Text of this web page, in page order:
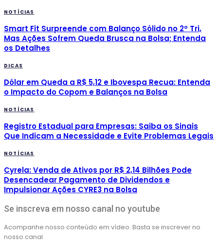
NOTÍCIAS
Smart Fit Surpreende com Balanço Sólido no 2º Tri,
Mas Ações Sofrem Queda Brusca na Bolsa; Entenda
os Detalhes
DICAS
Dólar em Queda a R$ 5,12 e Ibovespa Recua: Entenda
o Impacto do Copom e Balanços na Bolsa
NOTÍCIAS
Registro Estadual para Empresas: Saiba os Sinais
Que Indicam a Necessidade e Evite Problemas Legais
NOTÍCIAS
Cyrela: Venda de Ativos por R$ 2,14 Bilhões Pode
Desencadear Pagamento de Dividendos e
Impulsionar Ações CYRE3 na Bolsa
Se inscreva em nosso canal no youtube
Acompanhe nosso conteúdo em vídeo. Basta se inscrever no
nosso canal